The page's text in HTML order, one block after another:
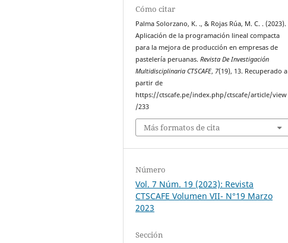
Cómo citar
Palma Solorzano, K. ., & Rojas Rúa, M. C. . (2023).
Aplicación de la programación lineal compacta
para la mejora de producción en empresas de
pastelería peruanas.Revista De Investigación
Multidisciplinaria CTSCAFE, 7(19), 13. Recuperado a
partir de
https://ctscafe.pe/index.php/ctscafe/article/view
/233
Más formatos de cita
Número
Vol. 7 Núm. 19 (2023): Revista
CTSCAFE Volumen VII- N°19 Marzo
2023
Sección